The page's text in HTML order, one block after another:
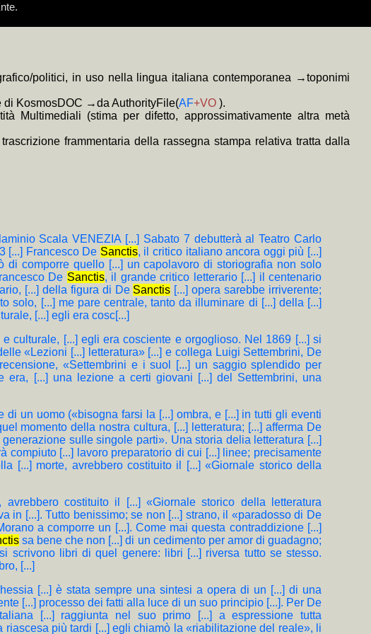
politici, in uso nella lingua italiana contemporanea →toponimi
di KosmosDOC →da AuthorityFile(AF+VO ).
Multimediali (stima per difetto, approssimativamente altra metà
frammentaria della rassegna stampa relativa tratta dalla
Scala VENEZIA [...] Sabato 7 debutterà al Teatro Carlo
[...] Francesco De Sanctis, il critico italiano ancora oggi più [...]
comporre quello [...] un capolavoro di storiografia non solo
De Sanctis, il grande critico letterario [...] il centenario
[...] della figura di De Sanctis [...] opera sarebbe irriverente;
solo, [...] me pare centrale, tanto da illuminare di [...] della [...]
[...] egli era cosc[...]
culturale, [...] egli era cosciente e orgoglioso. Nel 1869 [...] si
«Lezioni [...] letteratura» [...] e collega Luigi Settembrini, De
«Settembrini e i suol [...] un saggio splendido per
[...] una lezione a certi giovani [...] del Settembrini, una
un uomo («bisogna farsi la [...] ombra, e [...] in tutti gli eventi
momento della nostra cultura, [...] letteratura; [...] afferma De
sulle singole parti». Una storia delia letteratura [...]
compiuto [...] lavoro preparatorio di cui [...] linee; precisamente
[...] morte, avrebbero costituito il [...] «Giornale storico della
costituito il [...] «Giornale storico della letteratura
in [...]. Tutto benissimo; se non [...] strano, il «paradosso di De
a comporre un [...]. Come mai questa contraddizione [...]
sa bene che non [...] di un cedimento per amor di guadagno;
scrivono libri di quel genere: libri [...] riversa tutto se stesso.
[...]
[...] è stata sempre una sintesi a opera di un [...] di una
[...] processo dei fatti alla luce di un suo principio [...]. Per De
[...] raggiunta nel suo primo [...] a espressione tutta
riascesa più tardi [...] egli chiamò la «riabilitazione del reale», li